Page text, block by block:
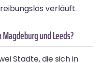
verläuft.
und Leeds?
Städte, die sich in